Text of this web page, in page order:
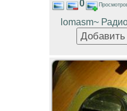
0
lomasm~